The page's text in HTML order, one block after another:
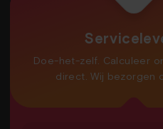
Doe-het-zelf. Calculeer
direct. Wij bezorgen